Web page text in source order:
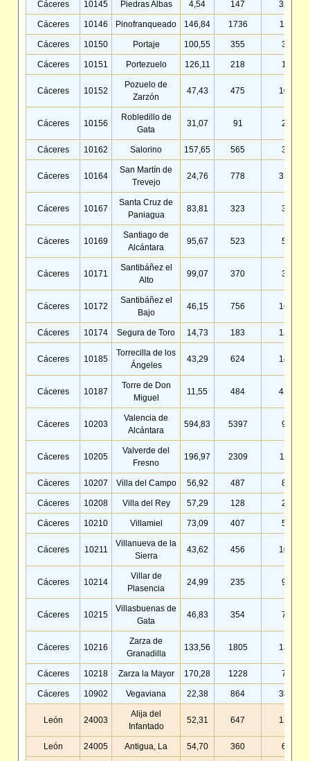
Cáceres 10145 Piedras Albas 4,54 147 32,41
Cáceres 10146 Pinofranqueado 146,84 1736 11,82
Cáceres 10150 Portaje 100,55 355 3,53
Cáceres 10151 Portezuelo 126,11 218 1,73
Cáceres 10152
Pozuelo de
Zarzón
47,43 475 10,02
Cáceres 10156
Robledillo de
Gata
31,07 91 2,93
Cáceres 10162 Salorino 157,65 565 3,58
Cáceres 10164
San Martín de
Trevejo
24,76 778 31,42
Cáceres 10167
Santa Cruz de
Paniagua
83,81 323 3,85
Cáceres 10169
Santiago de
Alcántara
95,67 523 5,47
Cáceres 10171
Santibáñez el
Alto
99,07 370 3,73
Cáceres 10172
Santibáñez el
Bajo
46,15 756 16,38
Cáceres 10174 Segura de Toro 14,73 183 12,42
Cáceres 10185
Torrecilla de los
Ángeles
43,29 624 14,41
Cáceres 10187
Torre de Don
Miguel
11,55 484 41,90
Cáceres 10203
Valencia de
Alcántara
594,83 5397 9,07
Cáceres 10205
Valverde del
Fresno
196,97 2309 11,72
Cáceres 10207 Villa del Campo 56,92 487 8,56
Cáceres 10208 Villa del Rey 57,29 128 2,23
Cáceres 10210 Villamiel 73,09 407 5,57
Cáceres 10211
Villanueva de la
Sierra
43,62 456 10,45
Cáceres 10214
Villar de
Plasencia
24,99 235 9,40
Cáceres 10215
Villasbuenas de
Gata
46,83 354 7,56
Cáceres 10216
Zarza de
Granadilla
133,56 1805 13,51
Cáceres 10218 Zarza la Mayor 170,28 1228 7,21
Cáceres 10902 Vegaviana 22,38 864 38,61
León 24003
Alija del
Infantado
52,31 647 12,37
León 24005 Antigua, La 54,70 360 6,58